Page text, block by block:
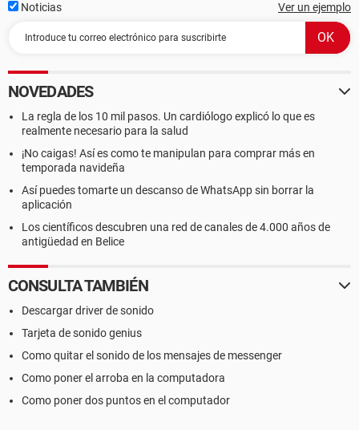
Noticias Ver un ejemplo
NOVEDADES
La regla de los 10 mil pasos. Un cardiólogo explicó lo que es
realmente necesario para la salud
¡No caigas! Así es como te manipulan para comprar más en
temporada navideña
Así puedes tomarte un descanso de WhatsApp sin borrar la
aplicación
Los científicos descubren una red de canales de 4.000 años de
antigüedad en Belice
CONSULTA TAMBIÉN
Descargar driver de sonido
Tarjeta de sonido genius
Como quitar el sonido de los mensajes de messenger
Como poner el arroba en la computadora
Como poner dos puntos en el computador